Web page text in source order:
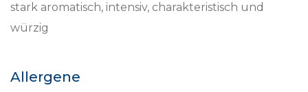
stark aromatisch, intensiv, charakteristisch und
würzig
Allergene